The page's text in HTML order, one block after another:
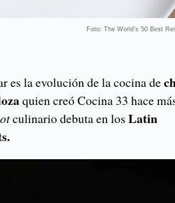
Foto: The World’s 50 Best
es la evolución de la cocina de
quien creó Cocina 33 hace
culinario debuta en los Latin